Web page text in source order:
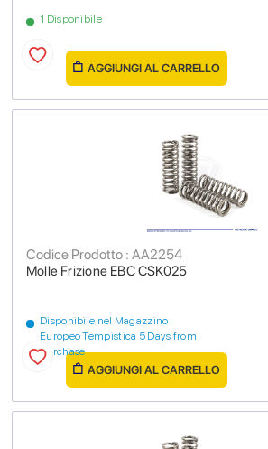
1 Disponibile
AGGIUNGI AL CARRELLO
Molle Frizione EBC CSK025
Codice Prodotto : AA2254
Disponibile nel Magazzino
Europeo Tempistica 5 Days from
purchase
AGGIUNGI AL CARRELLO